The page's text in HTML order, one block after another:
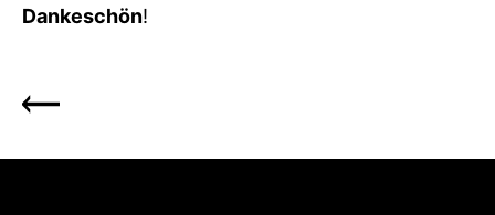
Dankeschön!